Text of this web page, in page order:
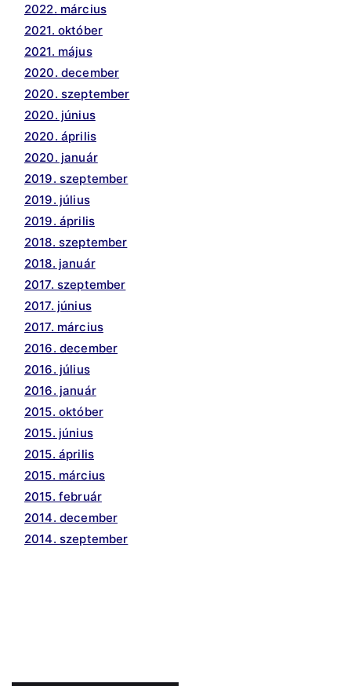
2022. március
2021. október
2021. május
2020. december
2020. szeptember
2020. június
2020. április
2020. január
2019. szeptember
2019. július
2019. április
2018. szeptember
2018. január
2017. szeptember
2017. június
2017. március
2016. december
2016. július
2016. január
2015. október
2015. június
2015. április
2015. március
2015. február
2014. december
2014. szeptember